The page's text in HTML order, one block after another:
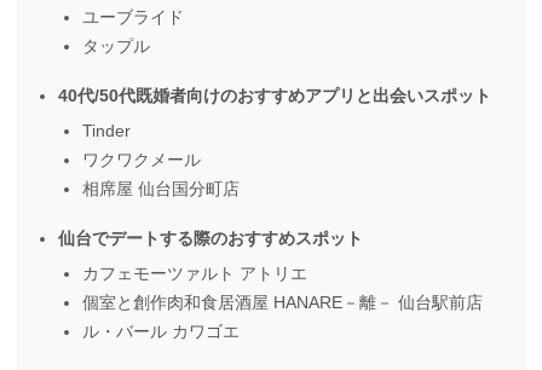
ユーブライド
タップル
40代/50代既婚者向けのおすすめアプリと出会いスポット
Tinder
ワクワクメール
相席屋 仙台国分町店
仙台でデートする際のおすすめスポット
カフェモーツァルト アトリエ
個室と創作肉和食居酒屋 HANARE－離－ 仙台駅前店
ル・バール カワゴエ